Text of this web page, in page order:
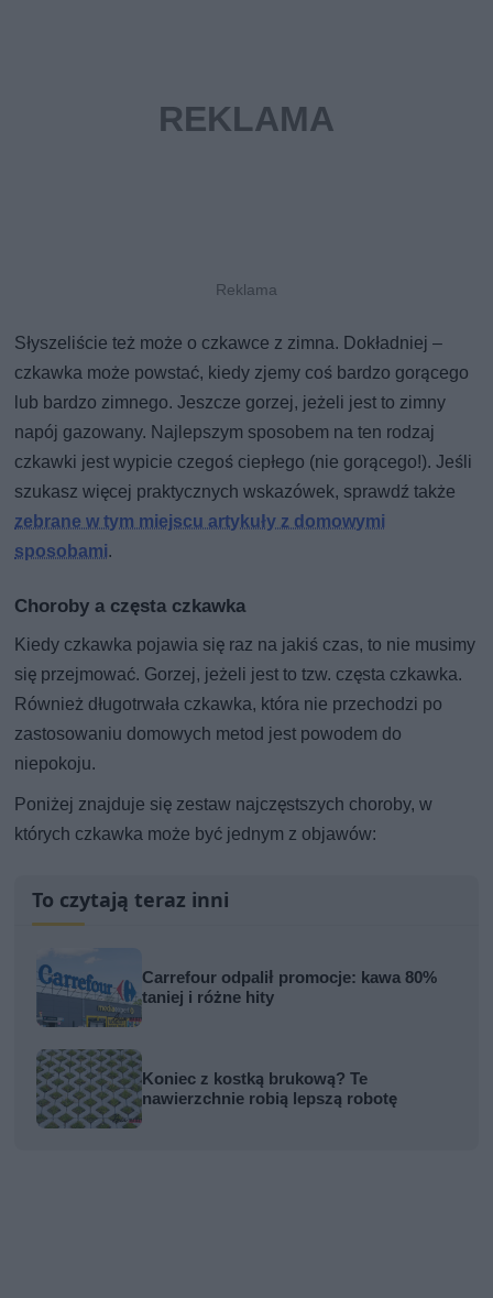
Słyszeliście też może o czkawce z zimna. Dokładniej –
czkawka może powstać, kiedy zjemy coś bardzo gorącego
lub bardzo zimnego. Jeszcze gorzej, jeżeli jest to zimny
napój gazowany. Najlepszym sposobem na ten rodzaj
czkawki jest wypicie czegoś ciepłego (nie gorącego!). Jeśli
szukasz więcej praktycznych wskazówek, sprawdź także
zebrane w tym miejscu artykuły z domowymi
sposobami.
Choroby a częsta czkawka
Kiedy czkawka pojawia się raz na jakiś czas, to nie musimy
się przejmować. Gorzej, jeżeli jest to tzw. częsta czkawka.
Również długotrwała czkawka, która nie przechodzi po
zastosowaniu domowych metod jest powodem do
niepokoju.
Poniżej znajduje się zestaw najczęstszych choroby, w
których czkawka może być jednym z objawów:
To czytają teraz inni
Carrefour odpalił promocje: kawa 80%
taniej i różne hity
Koniec z kostką brukową? Te
nawierzchnie robią lepszą robotę